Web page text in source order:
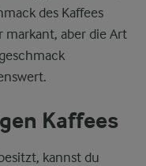
des Kaffees
aber die Art
Kaffees
kannst du